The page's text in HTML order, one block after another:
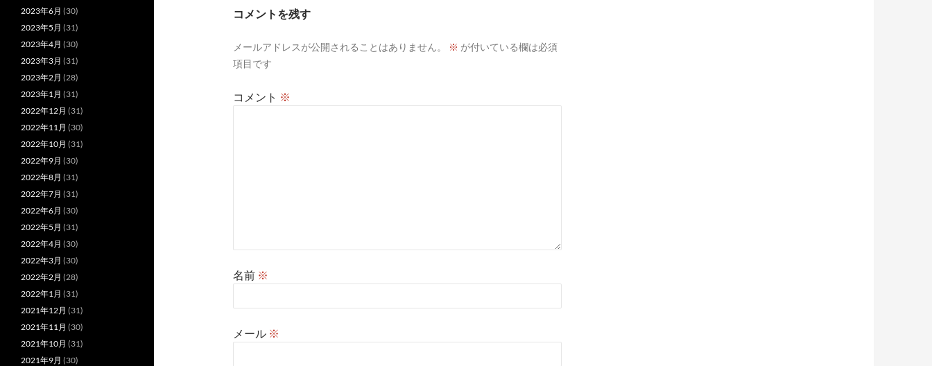
ョ
コメントを残す
メールアドレスが公開されることはありません。 ※ が付いている欄は必須
項目です
コメント ※
名前 ※
メール ※
2023年6月 (30)
2023年5月 (31)
2023年4月 (30)
2023年3月 (31)
2023年2月 (28)
2023年1月 (31)
2022年12月 (31)
2022年11月 (30)
2022年10月 (31)
2022年9月 (30)
2022年8月 (31)
2022年7月 (31)
2022年6月 (30)
2022年5月 (31)
2022年4月 (30)
2022年3月 (30)
2022年2月 (28)
2022年1月 (31)
2021年12月 (31)
2021年11月 (30)
2021年10月 (31)
2021年9月 (30)